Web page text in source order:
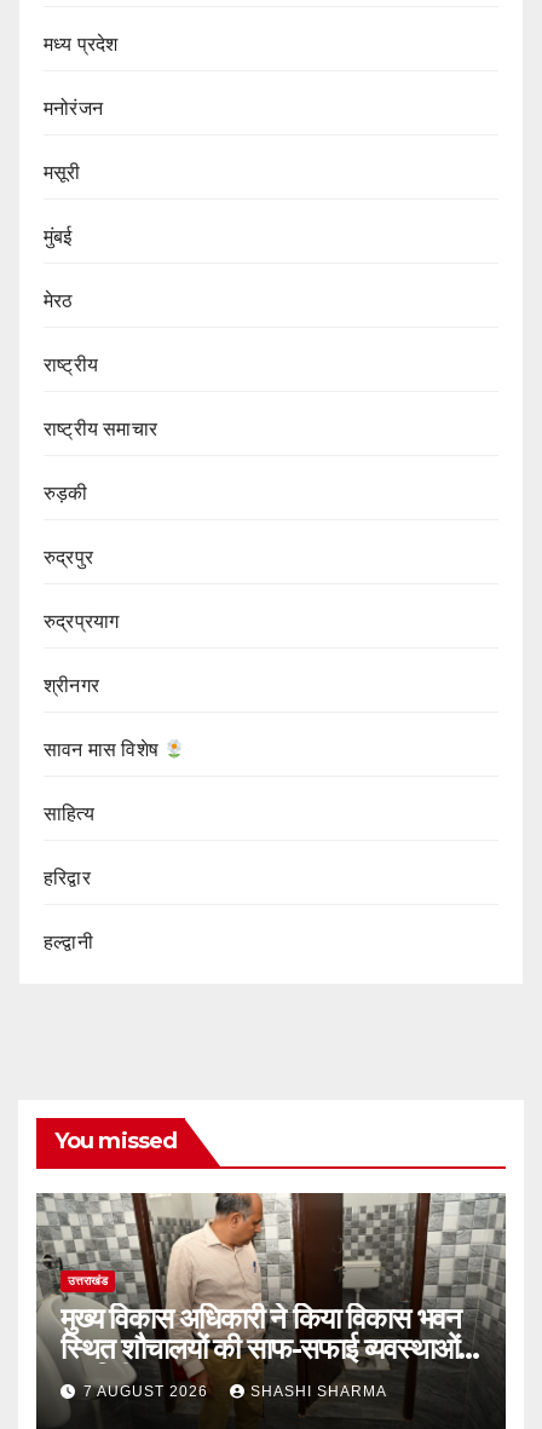
मध्य प्रदेश
मनोरंजन
मसूरी
मुंबई
मेरठ
राष्ट्रीय
राष्ट्रीय समाचार
रुड़की
रुद्रपुर
रुद्रप्रयाग
श्रीनगर
सावन मास विशेष
साहित्य
हरिद्वार
हल्द्वानी
You missed
उत्तराखंड
मुख्य विकास अधिकारी ने किया विकास भवन
स्थित शौचालयों की साफ-सफाई व्यवस्थाओं
का निरीक्षण
7 AUGUST 2026 SHASHI SHARMA